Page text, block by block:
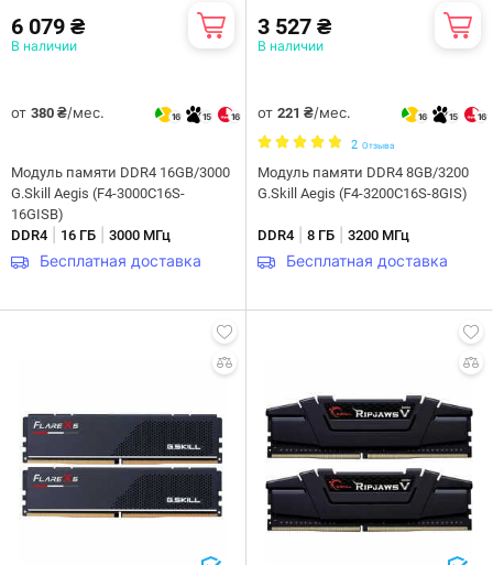
6 079 ₴
В наличии
от 380 ₴/мес. 16 15 16
Модуль памяти DDR4 16GB/3000
G.Skill Aegis (F4-3000C16S-
16GISB)
DDR4
16 ГБ 3000 МГц
Бесплатная доставка
3 527 ₴
В наличии
от 221 ₴/мес. 16 15 16
2 Отзыва
Модуль памяти DDR4 8GB/3200
G.Skill Aegis (F4-3200C16S-8GIS)
DDR4 8 ГБ 3200 МГц
Бесплатная доставка